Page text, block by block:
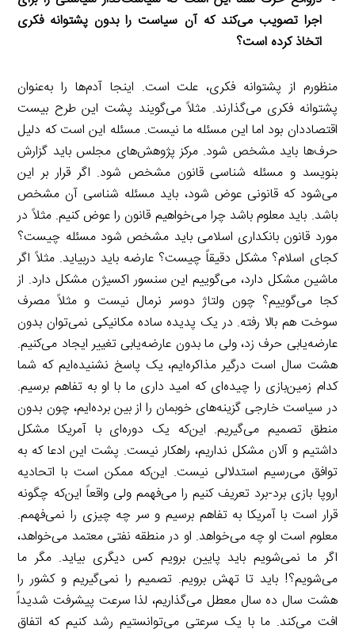
اجرا تصویب می‌کند که آن سیاست را بدون پشتوانه فکری
اتخاذ کرده است؟
منظورم از پشتوانه فکری، علت است. اینجا آدم‌ها را به‌عنوان
پشتوانه فکری می‌گذارند. مثلاً می‌گویند پشت این طرح بیست
اقتصاددان بود اما این مسئله ما نیست. مسئله این است که دلیل
حرف‌ها باید مشخص شود. مرکز پژوهش‌های مجلس باید گزارش
بنویسد و مسئله شناسی قانون مشخص شود. اگر قرار بر این
می‌شود که قانونی عوض شود، باید مسئله شناسی آن مشخص
باشد. باید معلوم باشد چرا می‌خواهیم قانون را عوض کنیم. مثلاً در
مورد قانون بانکداری اسلامی باید مشخص شود مسئله چیست؟
کجای اسلام؟ مشکل دقیقاً چیست؟ عارضه باید دربیاید. مثلاً اگر
ماشین مشکل دارد، می‌گوییم این سنسور اکسیژن مشکل دارد. از
کجا می‌گوییم؟ چون ولتاژ دوسر نرمال نیست و مثلاً مصرف
سوخت هم بالا رفته. در یک پدیده ساده مکانیکی نمی‌توان بدون
عارضه‌یابی حرف زد، ولی ما بدون عارضه‌یابی تغییر ایجاد می‌کنیم.
هشت سال است درگیر مذاکره‌ایم، یک پاسخ نشنیده‌ایم که شما
کدام زمین‌بازی را چیده‌ای که امید داری ما با او به تفاهم برسیم.
در سیاست خارجی گزینه‌های خوبمان را از بین برده‌ایم، چون بدون
منطق تصمیم می‌گیریم. این‌که یک دوره‌ای با آمریکا مشکل
داشتیم و آلان مشکل نداریم، راهکار نیست. پشت این ادعا که به
توافق می‌رسیم استدلالی نیست. این‌که ممکن است با اتحادیه
اروپا بازی برد-برد تعریف کنیم را می‌فهمم ولی واقعاً این‌که چگونه
قرار است با آمریکا به تفاهم برسیم و سر چه چیزی را نمی‌فهمم.
معلوم است او چه می‌خواهد. او در منطقه نفتی معتمد می‌خواهد،
اگر ما نمی‌شویم باید پایین برویم کس دیگری بیاید. مگر ما
می‌شویم؟! باید تا تهش برویم. تصمیم را نمی‌گیریم و کشور را
هشت سال ده سال معطل می‌گذاریم، لذا سرعت پیشرفت شدیداً
افت می‌کند. ما با یک سرعتی می‌توانستیم رشد کنیم که اتفاق